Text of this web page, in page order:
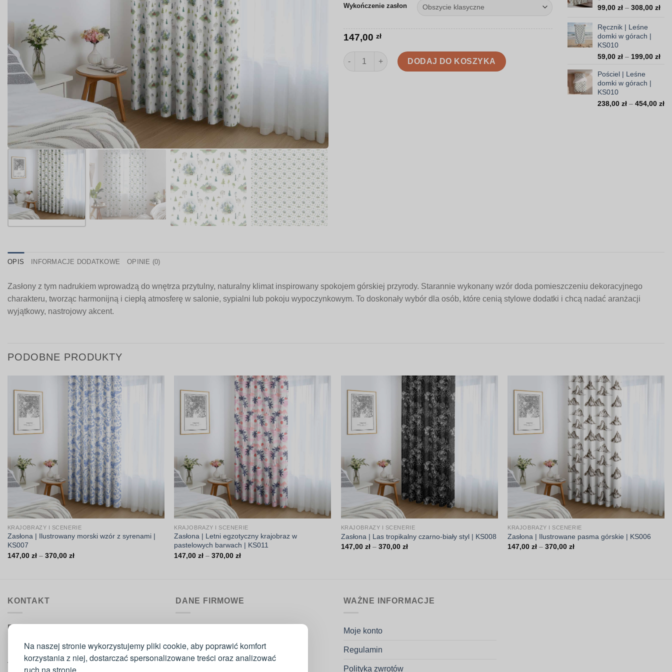
Na naszej stronie wykorzystujemy pliki cookie, aby poprawić komfort
korzystania z niej, dostarczać spersonalizowane treści oraz analizować
Wykończenie zasłon
147,00 zł
ilość Zasłona | Leśne domki w górach | KS010
DODAJ DO KOSZYKA
99,00 zł – 308,00 zł
Ręcznik | Leśne
domki w górach |
KS010
59,00 zł – 199,00 zł
Pościel | Leśne
domki w górach |
KS010
238,00 zł – 454,00 zł
OPIS INFORMACJE DODATKOWE OPINIE (0)
Zasłony z tym nadrukiem wprowadzą do wnętrza przytulny, naturalny klimat inspirowany spokojem górskiej przyrody. Starannie wykonany wzór doda pomieszczeniu dekoracyjnego
charakteru, tworząc harmonijną i ciepłą atmosferę w salonie, sypialni lub pokoju wypoczynkowym. To doskonały wybór dla osób, które cenią stylowe dodatki i chcą nadać aranżacji
wyjątkowy, nastrojowy akcent.
PODOBNE PRODUKTY
KRAJOBRAZY I SCENERIE
Zasłona | Ilustrowany morski wzór z syrenami |
KS007
147,00 zł – 370,00 złZakres
KRAJOBRAZY I SCENERIE
Zasłona | Letni egzotyczny krajobraz w
pastelowych barwach | KS011
147,00zł – 370,00złZakres
KRAJOBRAZY I SCENERIE
Zasłona | Las tropikalny czarno-biały styl | KS008
147,00 zł – 370,00 złZakres
KRAJOBRAZY I SCENERIE
Zasłona | Ilustrowane pasma górskie | KS006
147,00zł – 370,00złZakres
KONTAKT
Biuro obsługi:
Telefon : 573 420 160
DANE FIRMOWE
ul. Sikorskiego 53H
WAŻNE INFORMACJE
Moje konto
Regulamin
Polityka zwrotów